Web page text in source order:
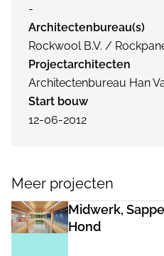
-
Architectenbureau(s)
Rockwool B.V. /
Projectarchitecten
Architectenbureau Han
Start bouw
12-06-2012
Meer projecten
Midwerk,
Hond